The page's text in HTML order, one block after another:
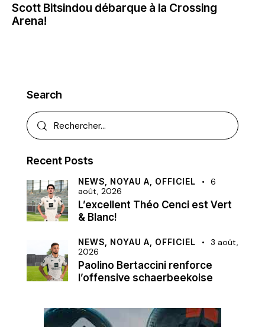
Scott Bitsindou débarque à la Crossing
Arena!
Search
Recent Posts
NEWS, NOYAU A, OFFICIEL
6
août, 2026
L’excellent Théo Cenci est Vert
& Blanc!
NEWS, NOYAU A, OFFICIEL
3 août,
2026
Paolino Bertaccini renforce
l’offensive schaerbeekoise